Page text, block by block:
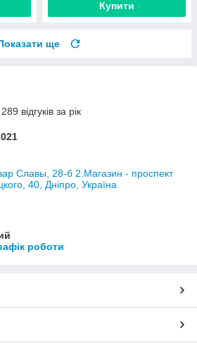
Купити
ще
відгуків за рік
Славы, 28-б 2.Магазин - проспект
40, Дніпро, Україна
роботи